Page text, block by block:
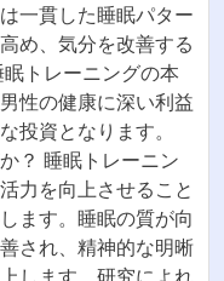
一貫した睡眠パター
め、気分を改善する
トレーニングの本
性の健康に深い利益
投資となります。
？ 睡眠トレーニン
力を向上させること
ます。睡眠の質が向
され、精神的な明晰
します。研究によれ